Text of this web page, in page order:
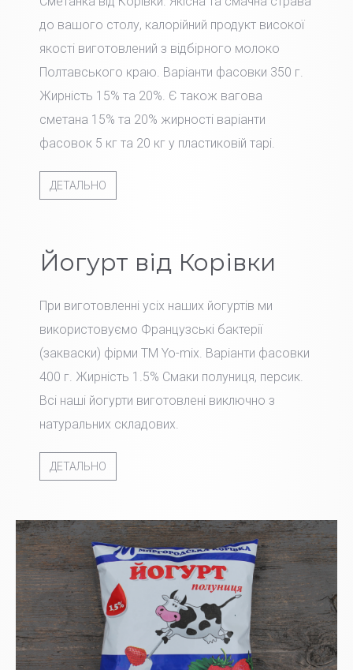
до вашого столу, калорійний продукт високої
якості виготовлений з відбірного молоко
Полтавського краю. Варіанти фасовки 350 г.
Жирність 15% та 20%. Є також вагова
сметана 15% та 20% жирності варіанти
фасовок 5 кг та 20 кг у пластиковій тарі.
ДЕТАЛЬНО
Йогурт від Корівки
При виготовленні усіх наших йогуртів ми
використовуємо Французські бактерії
(закваски) фірми TM Yo-mix. Варіанти фасовки
400 г. Жирність 1.5% Смаки полуниця, персик.
Всі наші йогурти виготовлені виключно з
натуральних складових.
ДЕТАЛЬНО